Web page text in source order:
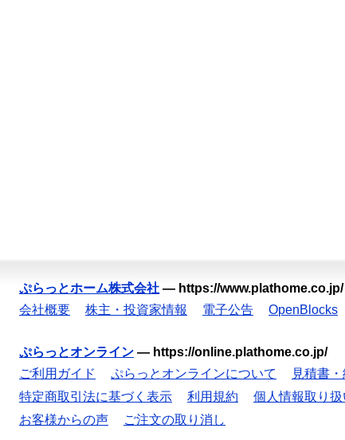
ぷらっとホーム株式会社 — https://www.plathome.co.jp/
会社概要
株主・投資家情報 電子公告 OpenBlocks
ぷらっとオンライン — https://online.plathome.co.jp/
ご利用ガイド
ぷらっとオンラインについて 見積書
特定商取引法に基づく表示
利用規約 個人情報取り
お客様からの声
ご注文の取り消し